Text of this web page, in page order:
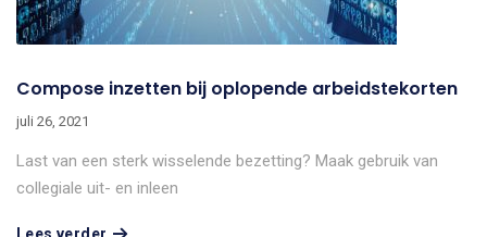
Compose inzetten bij oplopende arbeidstekorten
juli 26, 2021
Last van een sterk wisselende bezetting? Maak gebruik van
collegiale uit- en inleen